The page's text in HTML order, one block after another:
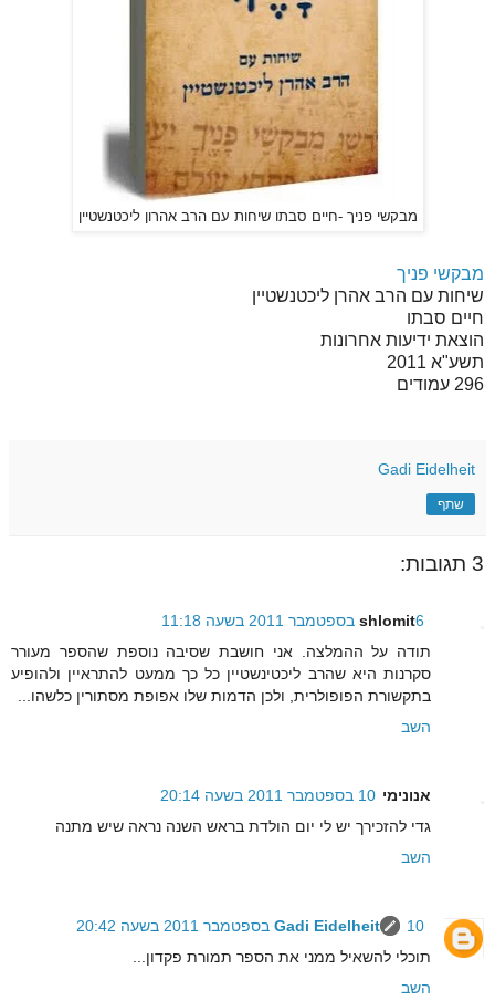
מבקשי פניך -חיים סבתו שיחות עם הרב אהרון ליכטנשטיין
מבקשי פניך
שיחות עם הרב אהרן ליכטנשטיין
חיים סבתו
הוצאת ידיעות אחרונות
תשע"א 2011
296 עמודים
Gadi Eidelheit
שתף
3 תגובות:
shlomit6 בספטמבר 2011 בשעה 11:18
תודה על ההמלצה. אני חושבת שסיבה נוספת שהספר מעורר
סקרנות היא שהרב ליכטינשטיין כל כך ממעט להתראיין ולהופיע
בתקשורת הפופולרית, ולכן הדמות שלו אפופת מסתורין כלשהו...
השב
אנונימי 10 בספטמבר 2011 בשעה 20:14
גדי להזכירך יש לי יום הולדת בראש השנה נראה שיש מתנה
השב
Gadi Eidelheit
10 בספטמבר 2011 בשעה 20:42
תוכלי להשאיל ממני את הספר תמורת פקדון...
השב